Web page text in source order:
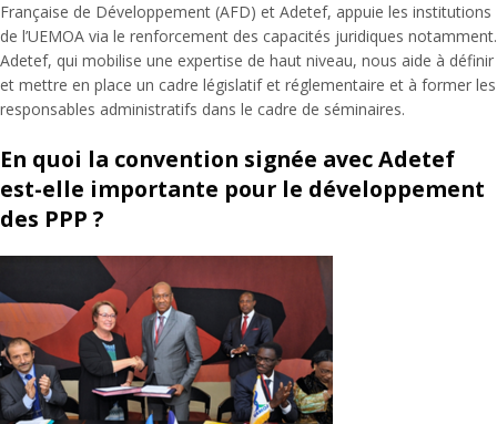
Française de Développement (AFD) et Adetef, appuie les institutions
de l’UEMOA via le renforcement des capacités juridiques notamment.
Adetef, qui mobilise une expertise de haut niveau, nous aide à définir
et mettre en place un cadre législatif et réglementaire et à former les
responsables administratifs dans le cadre de séminaires.
En quoi la convention signée avec Adetef
est-elle importante pour le développement
des PPP ?